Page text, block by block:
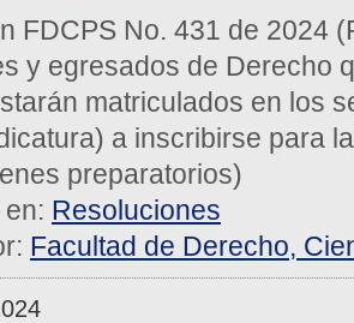
FDCPS No. 431 de 2024
y egresados de Derecho
matriculados en los
a inscribirse para
preparatorios)
Resoluciones
Facultad de Derecho,